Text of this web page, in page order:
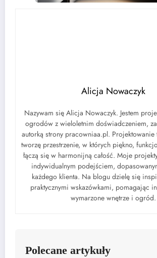
ogrodów z wieloletnim doświadczeniem,
tworzę przestrzenie, w których piękno,
łączą się w harmonijną całość. Moje
indywidualnym podejściem,
każdego klienta. Na blogu dzielę się
praktycznymi wskazówkami, pomagając
wymarzone wnętrze i ogród.